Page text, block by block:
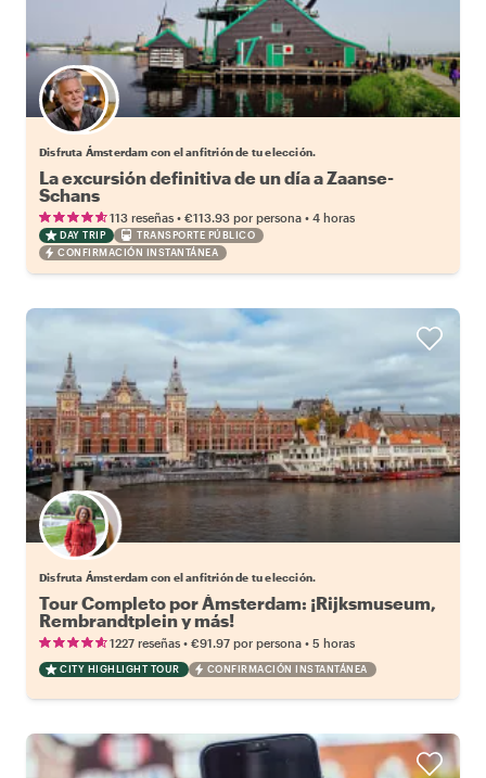
Elige tu local favorito
Disfruta Ámsterdam con el anfitrión de tu elección.
La excursión definitiva de un día a Zaanse-
Schans
113 reseñas • €113.93 por persona • 4 horas
DAY TRIP
TRANSPORTE PÚBLICO
CONFIRMACIÓN INSTANTÁNEA
Elige tu local favorito
Disfruta Ámsterdam con el anfitrión de tu elección.
Tour Completo por Ámsterdam: ¡Rijksmuseum,
Rembrandtplein y más!
1227 reseñas • €91.97 por persona • 5 horas
CITY HIGHLIGHT TOUR CONFIRMACIÓN INSTANTÁNEA